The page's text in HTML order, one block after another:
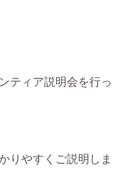
ティア説明会を行っ
りやすくご説明しま